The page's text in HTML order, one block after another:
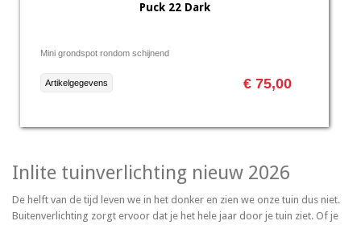
Puck 22 Dark
Mini grondspot rondom schijnend
€ 75,00
Artikelgegevens
Inlite tuinverlichting nieuw 2026
De helft van de tijd leven we in het donker en zien we onze tuin dus niet.
Buitenverlichting zorgt ervoor dat je het hele jaar door je tuin ziet. Of je